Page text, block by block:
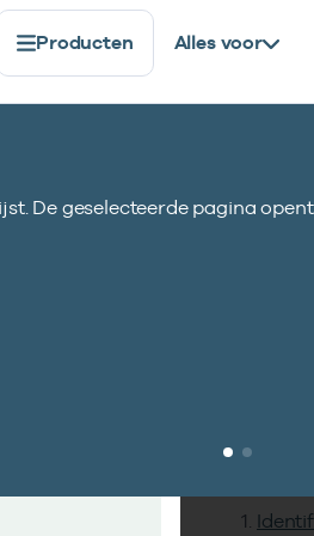
Producten Alles voor
De geselecteerde pagina